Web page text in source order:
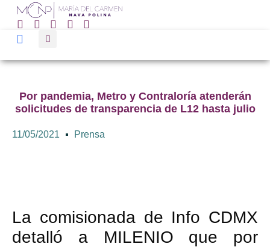
Por pandemia, Metro y Contraloría atenderán
solicitudes de transparencia de L12 hasta julio
11/05/2021 Prensa
La comisionada de Info CDMX
detalló a MILENIO que por